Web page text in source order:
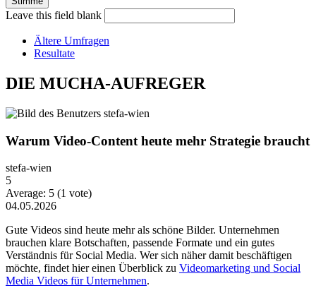
Leave this field blank
Ältere Umfragen
Resultate
DIE MUCHA-AUFREGER
Warum Video-Content heute mehr Strategie braucht
stefa-wien
5
Average: 5 (1 vote)
04.05.2026
Gute Videos sind heute mehr als schöne Bilder. Unternehmen
brauchen klare Botschaften, passende Formate und ein gutes
Verständnis für Social Media. Wer sich näher damit beschäftigen
möchte, findet hier einen Überblick zu Videomarketing und Social
Media Videos für Unternehmen.